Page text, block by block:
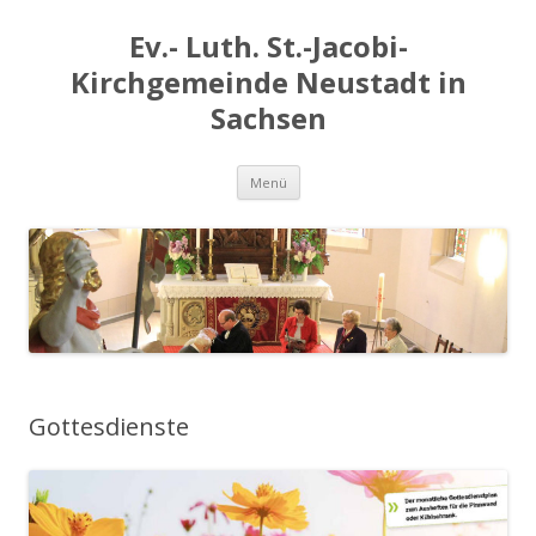
Ev.- Luth. St.-Jacobi-
Kirchgemeinde Neustadt in
Sachsen
Menü Zum
springen
Gottesdienste